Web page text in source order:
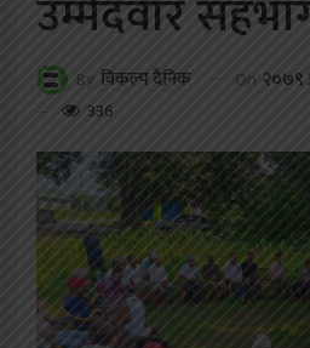
उम्मेदवार
By विकल्प दैनिक On २०७९
336